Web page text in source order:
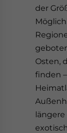
der
Osten,
finden